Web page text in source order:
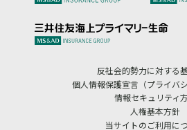
反社会的勢力に対する
個人情報保護宣言（プライバ
情報セキュリティ
人権基本方針
当サイトのご利用に